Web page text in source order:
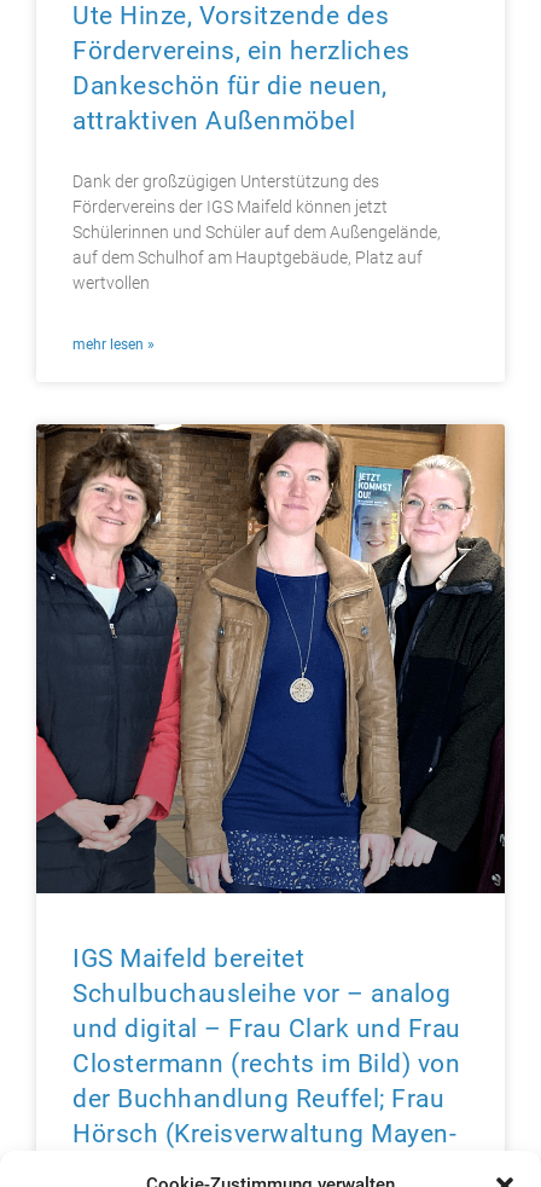
Ute Hinze, Vorsitzende des
Fördervereins, ein herzliches
Dankeschön für die neuen,
attraktiven Außenmöbel
Dank der großzügigen Unterstützung des
Fördervereins der IGS Maifeld können jetzt
Schülerinnen und Schüler auf dem Außengelände,
auf dem Schulhof am Hauptgebäude, Platz auf
wertvollen
mehr lesen »
IGS Maifeld bereitet
Schulbuchausleihe vor – analog
und digital – Frau Clark und Frau
Clostermann (rechts im Bild) von
der Buchhandlung Reuffel; Frau
Hörsch (Kreisverwaltung Mayen-
Koblenz) und Frau Langen